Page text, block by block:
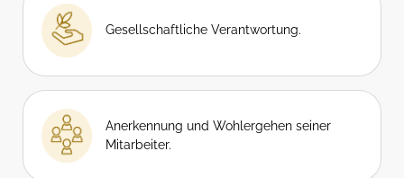
Gesellschaftliche Verantwortung.
Anerkennung und Wohlergehen seiner
Mitarbeiter.